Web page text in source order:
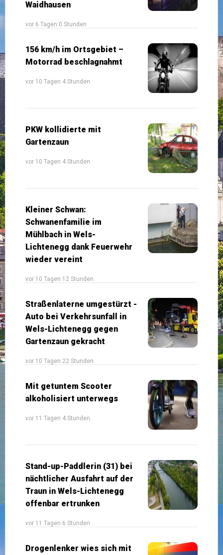
Waidhausen
vor 6 Tagen 0 Stunden
156 km/h im Ortsgebiet –
Motorrad beschlagnahmt
vor 10 Tagen 4 Stunden
PKW kollidierte mit
Gartenzaun
vor 10 Tagen 4 Stunden
Kleiner Schwan:
Schwanenfamilie im
Mühlbach in Wels-
Lichtenegg dank Feuerwehr
wieder vereint
vor 10 Tagen 12 Stunden
Straßenlaterne umgestürzt -
Auto bei Verkehrsunfall in
Wels-Lichtenegg gegen
Gartenzaun gekracht
vor 10 Tagen 22 Stunden
Mit getuntem Scooter
alkoholisiert unterwegs
vor 11 Tagen 4 Stunden
Stand-up-Paddlerin (31) bei
nächtlicher Ausfahrt auf der
Traun in Wels-Lichtenegg
offenbar ertrunken
vor 11 Tagen 6 Stunden
Drogenlenker wies sich mit